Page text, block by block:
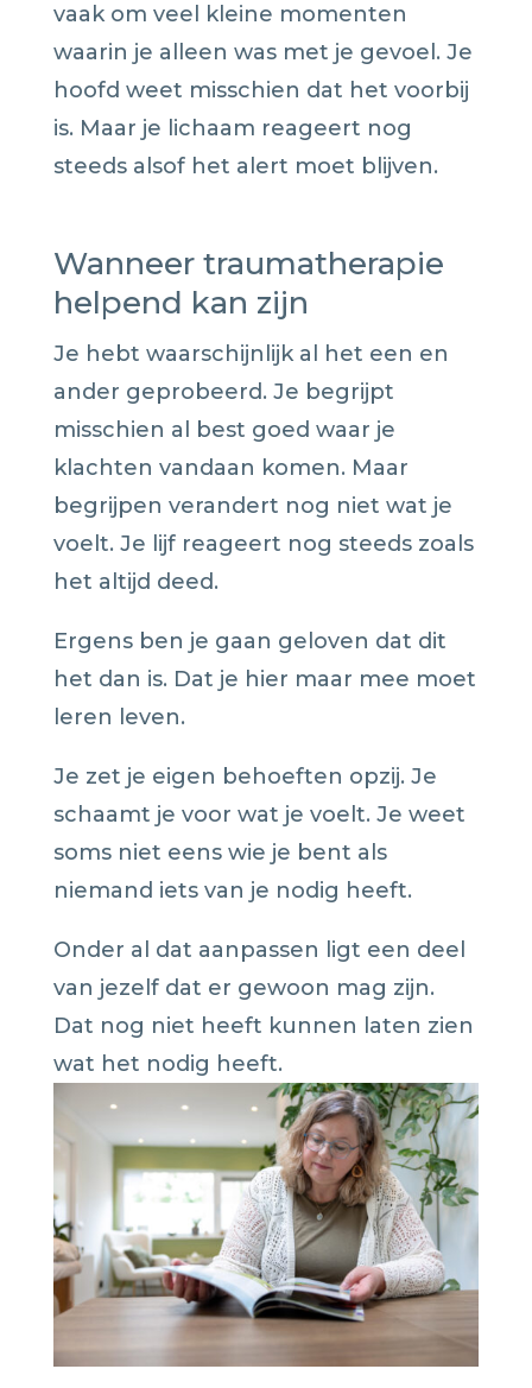
vaak om veel kleine momenten
waarin je alleen was met je gevoel. Je
hoofd weet misschien dat het voorbij
is. Maar je lichaam reageert nog
steeds alsof het alert moet blijven.
Wanneer traumatherapie
helpend kan zijn
Je hebt waarschijnlijk al het een en
ander geprobeerd. Je begrijpt
misschien al best goed waar je
klachten vandaan komen. Maar
begrijpen verandert nog niet wat je
voelt. Je lijf reageert nog steeds zoals
het altijd deed.
Ergens ben je gaan geloven dat dit
het dan is. Dat je hier maar mee moet
leren leven.
Je zet je eigen behoeften opzij. Je
schaamt je voor wat je voelt. Je weet
soms niet eens wie je bent als
niemand iets van je nodig heeft.
Onder al dat aanpassen ligt een deel
van jezelf dat er gewoon mag zijn.
Dat nog niet heeft kunnen laten zien
wat het nodig heeft.